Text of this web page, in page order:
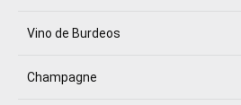
Vino de Burdeos
Champagne